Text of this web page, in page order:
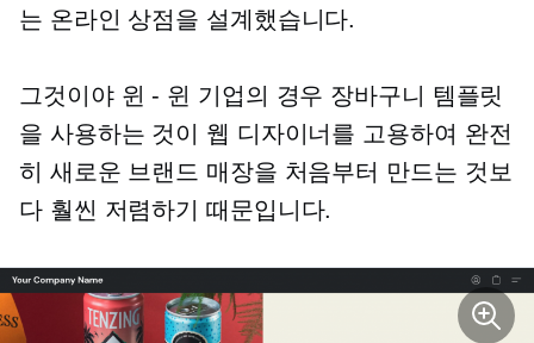
는 온라인 상점을 설계했습니다.
그것이야 윈 - 윈 기업의 경우 장바구니 템플릿
을 사용하는 것이 웹 디자이너를 고용하여 완전
히 새로운 브랜드 매장을 처음부터 만드는 것보
다 훨씬 저렴하기 때문입니다.